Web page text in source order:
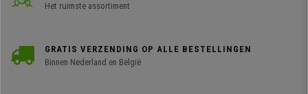
Het ruimste assortiment
GRATIS VERZENDING OP ALLE BESTELLINGEN
Binnen Nederland en België